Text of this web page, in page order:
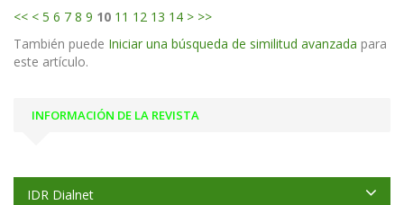
<< < 5 6 7 8 9 10 11 12 13 14 > >>
También puede Iniciar una búsqueda de similitud avanzada para
este artículo.
INFORMACIÓN DE LA REVISTA
IDR Dialnet